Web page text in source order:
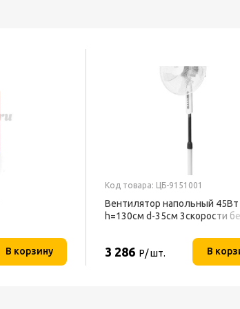
В корзину
Код товара: ЦБ-9151001
Вентилятор напольный 45Вт
h=130см d-35см 3скорости
3 286 Р/ шт. В